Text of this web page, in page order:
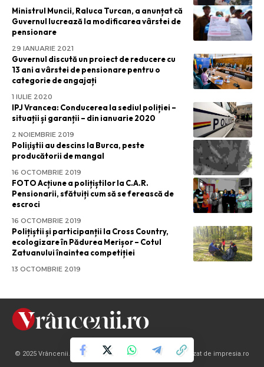
Ministrul Muncii, Raluca Turcan, a anunțat că
Guvernul lucrează la modificarea vârstei de
pensionare
29 IANUARIE 2021
Guvernul discută un proiect de reducere cu
13 ani a vârstei de pensionare pentru o
categorie de angajați
1 IULIE 2020
IPJ Vrancea: Conducerea la sediul poliției –
situații și garanții – din ianuarie 2020
2 NOIEMBRIE 2019
Poliţiştii au descins la Burca, peste
producătorii de mangal
16 OCTOMBRIE 2019
FOTO Acțiune a polițiștilor la C.A.R.
Pensionarii, sfătuiți cum să se ferească de
escroci
16 OCTOMBRIE 2019
Polițiștii și participanții la Cross Country,
ecologizare în Pădurea Merișor – Cotul
Zatuanului înaintea competiției
13 OCTOMBRIE 2019
© 2025 Vrâncenii.ro. Toate drepturile rezervate | Site realizat de impresia.ro